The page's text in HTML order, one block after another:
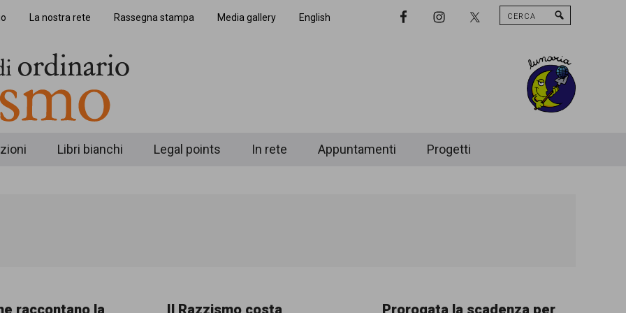
La nostra rete Rassegna stampa Media gallery English
Nav
Cerca
Libri bianchi Legal points In rete Appuntamenti Progetti
raccontano la
Il Razzismo costa
Prorogata la scadenza per